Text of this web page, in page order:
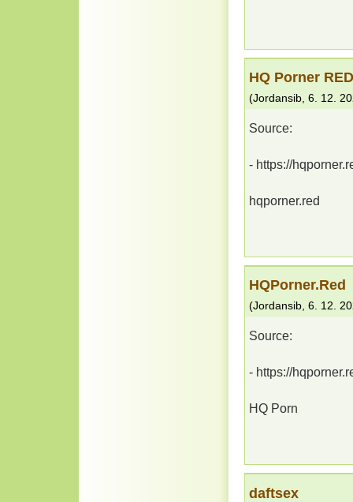
HQ Porner RED
(Jordansib 6. 12.
Source:
- https://
hqporner.red
HQPorner.Red
(Jordansib 6. 12.
Source:
- https://
HQ Porn
daftsex